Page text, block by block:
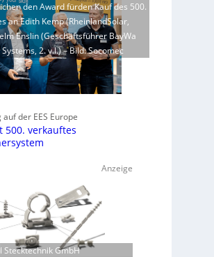
den Award fürden Kauf des 500.
an Edith Kemp (RheinlandSolar,
Enslin (Geschäftsführer BayWa
2. v.l.) – Bild: Socomec
der EES Europe
500. verkauftes
Anzeige
Stecktechnik GmbH